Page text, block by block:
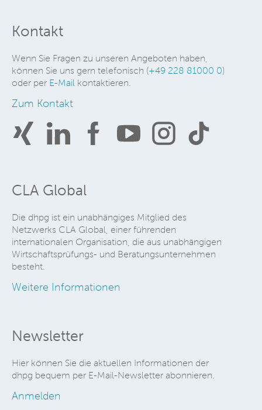
Kontakt
Wenn Sie Fragen zu unseren Angeboten haben,
können Sie uns gern telefonisch (+49 228 81000 0)
oder per E-Mail kontaktieren.
Zum Kontakt
CLA Global
Die dhpg ist ein unabhängiges Mitglied des
Netzwerks CLA Global, einer führenden
internationalen Organisation, die aus unabhängigen
Wirtschaftsprüfungs- und Beratungsunternehmen
besteht.
Weitere Informationen
Newsletter
Hier können Sie die aktuellen Informationen der
dhpg bequem per E-Mail-Newsletter abonnieren.
Anmelden